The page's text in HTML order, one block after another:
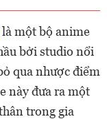
là một bộ anime
bởi studio nổi
qua nhược điểm
này đưa ra một
trong gia